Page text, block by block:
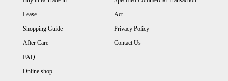
Lease
Shopping Guide
After Care
FAQ
Online shop
Act
Privacy Policy
Contact Us